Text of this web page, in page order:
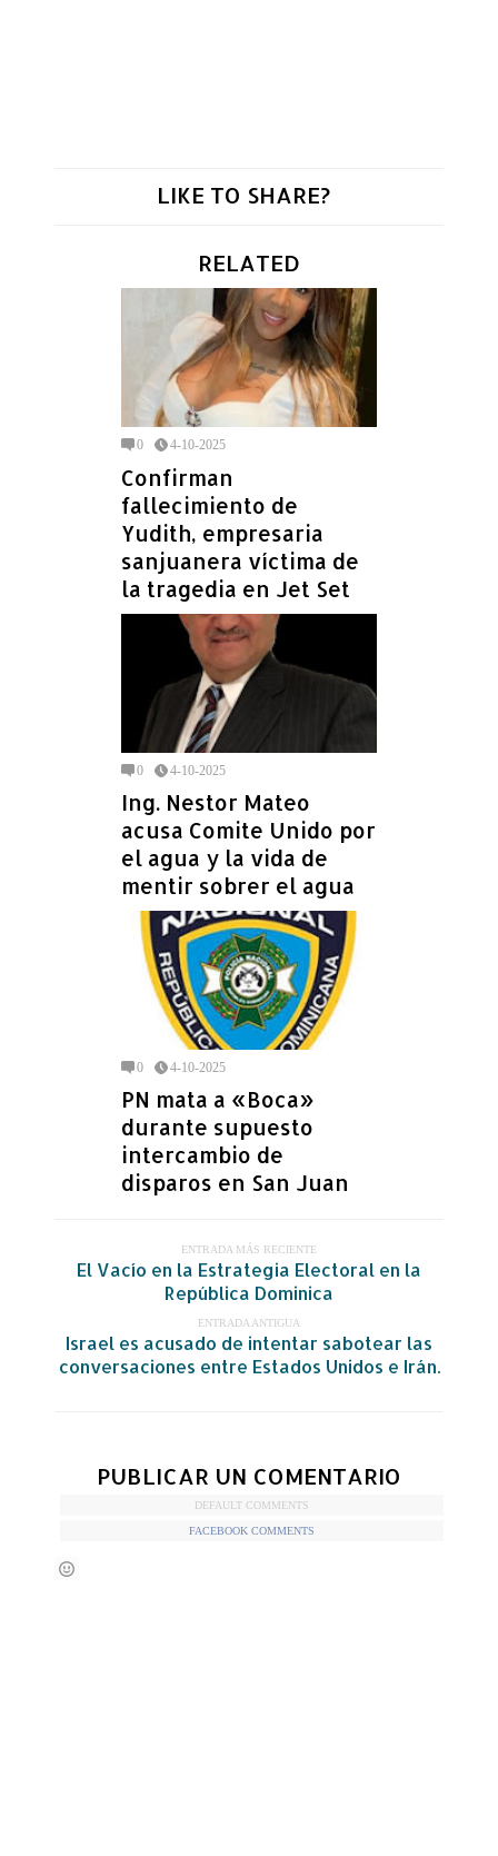
LIKE TO SHARE?
RELATED
0 4-10-2025
Confirman
fallecimiento de
Yudith, empresaria
sanjuanera víctima de
la tragedia en Jet Set
0 4-10-2025
Ing. Nestor Mateo
acusa Comite Unido por
el agua y la vida de
mentir sobrer el agua
0 4-10-2025
PN mata a «Boca»
durante supuesto
intercambio de
disparos en San Juan
ENTRADA MÁS RECIENTE
El Vacío en la Estrategia Electoral en la
República Dominica
ENTRADA ANTIGUA
Israel es acusado de intentar sabotear las
conversaciones entre Estados Unidos e Irán.
PUBLICAR UN COMENTARIO
DEFAULT COMMENTS
FACEBOOK COMMENTS